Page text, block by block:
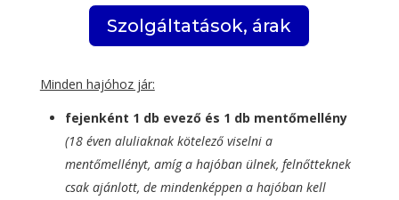
Szolgáltatások, árak
Minden hajóhoz jár:
fejenként 1 db evező és 1 db mentőmellény
(18 éven aluliaknak kötelező viselni a
mentőmellényt, amíg a hajóban ülnek, felnőtteknek
csak ajánlott, de mindenképpen a hajóban kell